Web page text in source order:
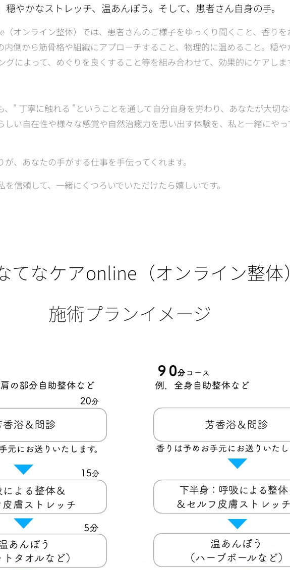
穏やかなストレッチ、温あんぽう。そして、患者さん自身の手。
オンライン整体）では、患者さんのご様子をゆっくり聞くこと、香りを
内側から筋骨格や組織にアプローチすること、物理的に温めること。穏
グによって、めぐりを良くすること等を組み合わせて、効果的にケアしま
、" 丁寧に触れる "ということを通して自分自身を労わり、あなたが大切
しい自在性や様々な感覚や自然治癒力を思い出す体験を、私と一緒にやっ
、あなたの手がする仕事を手伝ってくれます。
を信頼して、一緒にくつろいでいただけたら嬉しいです。
てなケアonline（オンライン整体）
施術プランイメージ